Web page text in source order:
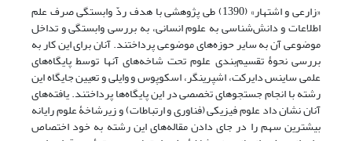
«زارعی و اشتهار» (1390) طی پژوهشی با هدف ردّ وابستگی صرف علم
اطلاعات و دانش‌شناسی به علوم انسانی، به بررسی وابستگی و تداخل
موضوعی آن به سایر حوزه‌های موضوعی پرداختند. آنان برای این کار به
بررسی نحوۀ تقسیم‌بندی علوم تحت شاخه‌های آنها توسط پایگاه‌های
علمی ساینس دایرکت، اشپرینگر، اسکوپوس و وایلی و تعیین جایگاه این
رشته با انجام جستجوهای تخصصی در این پایگاه‌ها پرداختند. یافته‌های
آنان نشان داد علوم فیزیکی (فناوری و ارتباطات) و زیرشاخۀ علوم رایانه
بیشترین سهم را در جای دادن مقاله‌های این رشته به خود اختصاص